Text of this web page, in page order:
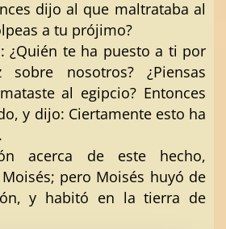
dijo al que maltrataba al
a tu prójimo?
¿Quién te ha puesto a ti por
nosotros? ¿Piensas
al egipcio? Entonces
y dijo: Ciertamente esto ha
acerca de este hecho,
pero Moisés huyó de
y habitó en la tierra de